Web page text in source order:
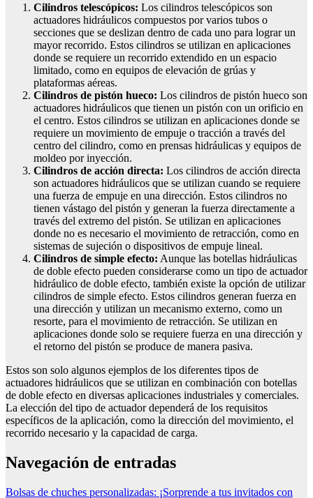
Cilindros telescópicos: Los cilindros telescópicos son
actuadores hidráulicos compuestos por varios tubos o
secciones que se deslizan dentro de cada uno para lograr un
mayor recorrido. Estos cilindros se utilizan en aplicaciones
donde se requiere un recorrido extendido en un espacio
limitado, como en equipos de elevación de grúas y
plataformas aéreas.
Cilindros de pistón hueco: Los cilindros de pistón hueco son
actuadores hidráulicos que tienen un pistón con un orificio en
el centro. Estos cilindros se utilizan en aplicaciones donde se
requiere un movimiento de empuje o tracción a través del
centro del cilindro, como en prensas hidráulicas y equipos de
moldeo por inyección.
Cilindros de acción directa: Los cilindros de acción directa
son actuadores hidráulicos que se utilizan cuando se requiere
una fuerza de empuje en una dirección. Estos cilindros no
tienen vástago del pistón y generan la fuerza directamente a
través del extremo del pistón. Se utilizan en aplicaciones
donde no es necesario el movimiento de retracción, como en
sistemas de sujeción o dispositivos de empuje lineal.
Cilindros de simple efecto: Aunque las botellas hidráulicas
de doble efecto pueden considerarse como un tipo de actuador
hidráulico de doble efecto, también existe la opción de utilizar
cilindros de simple efecto. Estos cilindros generan fuerza en
una dirección y utilizan un mecanismo externo, como un
resorte, para el movimiento de retracción. Se utilizan en
aplicaciones donde solo se requiere fuerza en una dirección y
el retorno del pistón se produce de manera pasiva.
Estos son solo algunos ejemplos de los diferentes tipos de
actuadores hidráulicos que se utilizan en combinación con botellas
de doble efecto en diversas aplicaciones industriales y comerciales.
La elección del tipo de actuador dependerá de los requisitos
específicos de la aplicación, como la dirección del movimiento, el
recorrido necesario y la capacidad de carga.
Navegación de entradas
Bolsas de chuches personalizadas: ¡Sorprende a tus invitados con